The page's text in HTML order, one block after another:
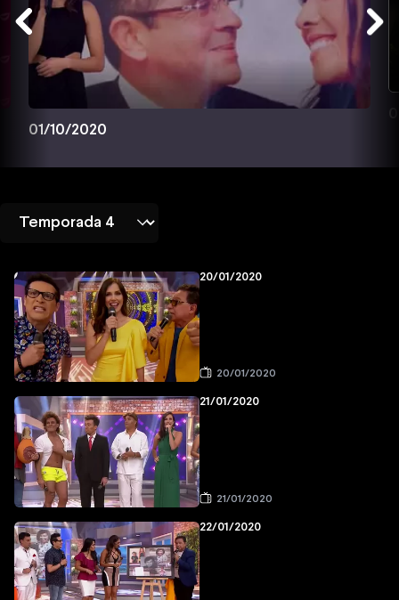
01/10/2020
20/01/2020
20/01/2020
21/01/2020
21/01/2020
22/01/2020